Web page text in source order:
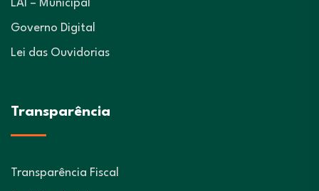
LAI – Municipal
Governo Digital
Lei das Ouvidorias
Transparência
Transparência Fiscal